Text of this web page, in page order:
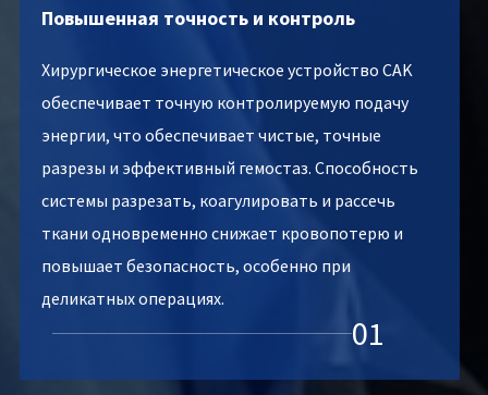
Повышенная точность и контроль
Хирургическое энергетическое устройство CAK
обеспечивает точную контролируемую подачу
энергии, что обеспечивает чистые, точные
разрезы и эффективный гемостаз. Способность
системы разрезать, коагулировать и рассечь
ткани одновременно снижает кровопотерю и
повышает безопасность, особенно при
деликатных операциях.
01